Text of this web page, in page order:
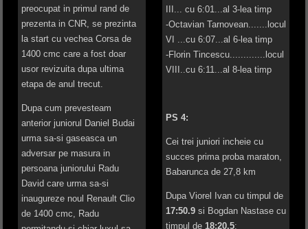
preocupat in primul rand de
prezenta in CNR, se prezinta
la start cu vechea Corsa de
1400 cmc care a fost doar
usor revizuita dupa ultima
etapa de anul trecut.
Dupa cum prevesteam
anterior juniorul Daniel Budai
urma sa-si gaseasca un
adversar pe masura in
persoana juniorului Radu
David care urma sa-si
inaugureze noul Renault Clio
de 1400 cmc, Radu
III... cu 6:01...al 3-lea timp
-Octavian Tarnovean.......locul
VI ...cu 6:07...al 6-lea timp
-Florin Tincescu.............locul
VIII..cu 6:11...al 8-lea timp
PS 4:
Cei trei juniori incheie cu
succes prima proba maraton,
Babarunca de 27,8 km
Dupa Viorel Ivan cu timpul de
17:50.9si Bogdan Nastase cu
timpul de 18:20.5: